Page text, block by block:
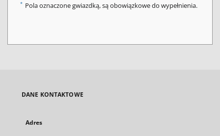
* Pola oznaczone gwiazdką, są obowiązkowe do wypełnienia.
DANE KONTAKTOWE
Adres